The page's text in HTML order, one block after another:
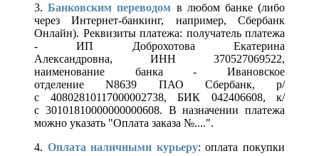
3.Банковским переводом в любом банке (либо
через Интернет-банкинг, например, Сбербанк
Онлайн). Реквизиты платежа: получатель платежа
- ИП Доброхотова Екатерина
Александровна, ИНН 370527069522,
наименование банка - Ивановское
отделение N8639 ПАО Сбербанк, р/
с 40802810117000002738, БИК 042406608, к/
с 30101810000000000608. В назначении платежа
можно указать "Оплата заказа №....".
4. Оплата наличными курьеру: оплата покупки